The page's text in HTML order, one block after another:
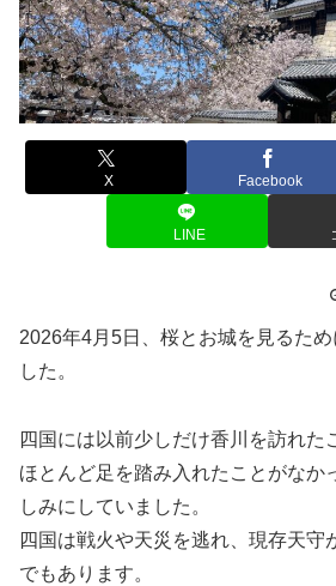
X Facebook
LINE
2026年4月5日、桜とお城を見るた
した。
四国には以前少しだけ香川を訪れた
ほとんど足を踏み入れたことがなか
しみにしていました。
四国は戦火や天災を逃れ、現存天守
でもあります。